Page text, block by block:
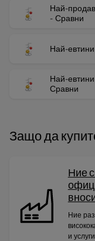
Най-
- Сравни
Най-
Най-
Сравни
Защо да
Ние
Ние
и услуги.